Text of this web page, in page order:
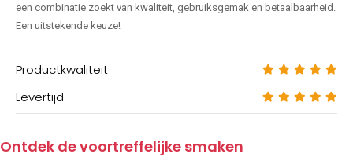
een combinatie zoekt van kwaliteit, gebruiksgemak en betaalbaarheid.
Een uitstekende keuze!
Productkwaliteit
Levertijd
Ontdek de voortreffelijke smaken